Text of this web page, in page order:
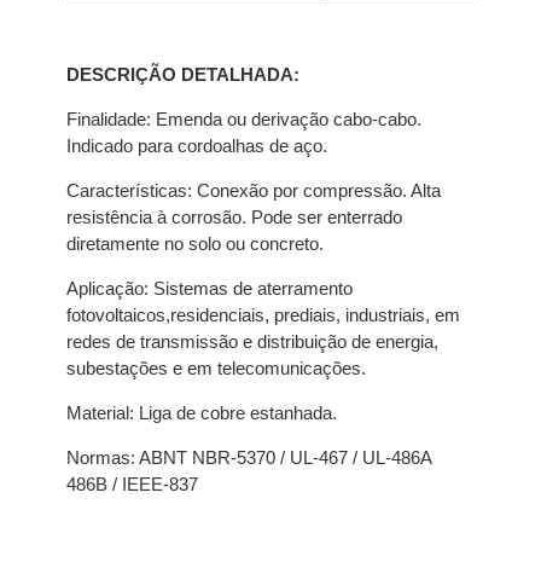
DESCRIÇÃO DETALHADA:
Finalidade: Emenda ou derivação cabo-cabo.
Indicado para cordoalhas de aço.
Características: Conexão por compressão. Alta
resistência à corrosão. Pode ser enterrado
diretamente no solo ou concreto.
Aplicação: Sistemas de aterramento
fotovoltaicos,residenciais, prediais, industriais, em
redes de transmissão e distribuição de energia,
subestações e em telecomunicações.
Material: Liga de cobre estanhada.
Normas: ABNT NBR-5370 / UL-467 / UL-486A
486B / IEEE-837